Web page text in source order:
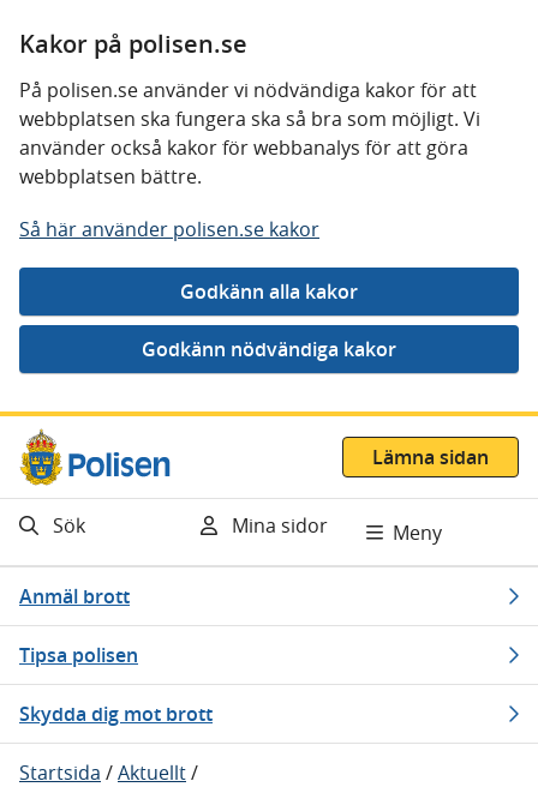
Kakor på polisen.se
På polisen.se använder vi nödvändiga kakor för att
webbplatsen ska fungera ska så bra som möjligt. Vi
använder också kakor för webbanalys för att göra
webbplatsen bättre.
Så här använder polisen.se kakor
Gå direkt till innehåll
Lämna sidan
Sök Mina sidor Meny
Anmäl brott
Tipsa polisen
Skydda dig mot brott
Startsida /Aktuellt/